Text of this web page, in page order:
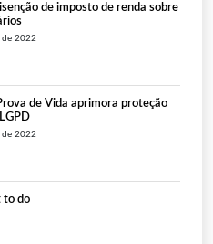
de imposto de renda sobre
de 2022
de Vida aprimora proteção
de 2022
to do